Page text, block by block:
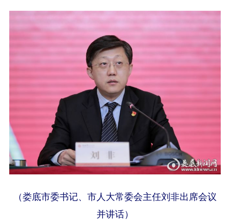
（娄底市委书记、市人大常委会主任刘非出席会议
并讲话）